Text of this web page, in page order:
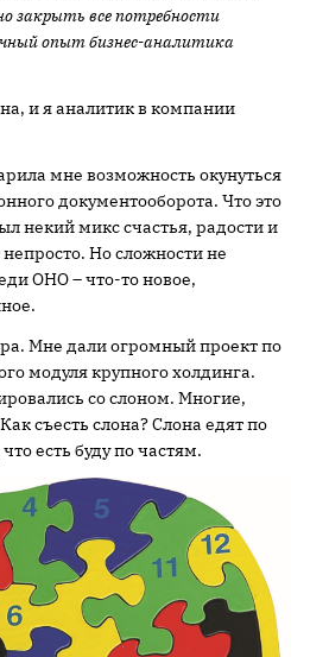
закрыть все потребности
опыт бизнес-аналитика
и я аналитик в компании
мне возможность окунуться
документооборота. Что это
некий микс счастья, радости и
непросто. Но сложности не
ОНО – что-то новое,
Мне дали огромный проект по
модуля крупного холдинга.
со слоном. Многие,
съесть слона? Слона едят по
есть буду по частям.